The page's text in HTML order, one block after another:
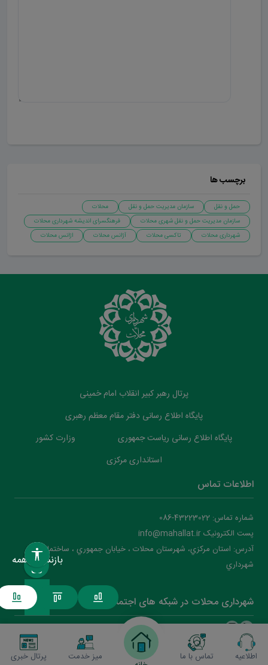
اطلاعیه تماس با ما میز خدمت پرتال خبری
برچسب ها
حمل و نقل سازمان مدیریت حمل و نقل
محلات
سازمان مدیریت حمل و نقل شهری محلات
فرهنگسرای اندیشه شهرداری محلات
شهرداری محلات
تاکسی محلات آژانس محلات اژانس محلات
پرتال رهبر کبیر انقلاب امام خمینی
پایگاه اطلاع رسانی دفتر مقام معظم رهبری
پایگاه اطلاع رسانی ریاست جمهوری
وزارت کشور
استانداری مرکزی
اطلاعات تماس
شماره تماس: 43223022-086
پست الکترونیک info@mahallat.ir
آدرس: استان مرکزي، شهرستان محلات ‌‌‌، خيابان جمهوري ، ساختمان
شهرداري
شهرداری محلات در شبکه های اجتماعی
شهرداری محلات 2026(نسخه )
بازنشانی همه